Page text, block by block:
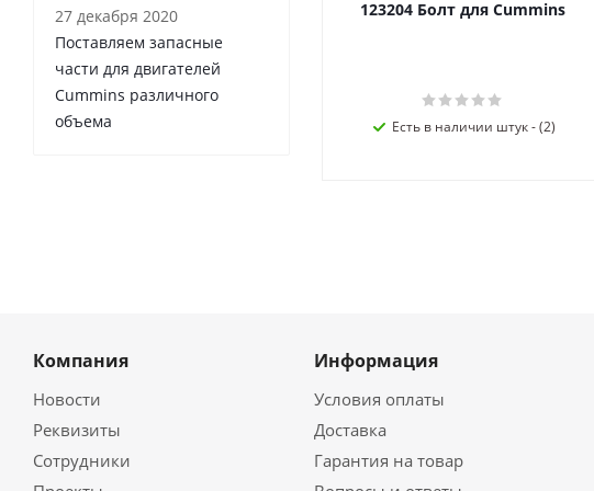
123204 Болт для Cummins
Есть в наличии штук - (2)
27 декабря 2020
Поставляем запасные
части для двигателей
Cummins различного
объема
Компания
Новости
Реквизиты
Сотрудники
Информация
Условия оплаты
Доставка
Гарантия на товар